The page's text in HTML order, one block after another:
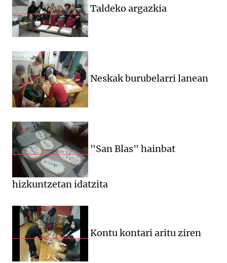
Taldeko argazkia
Neskak burubelarri lanean
"San Blas" hainbat
hizkuntzetan idatzita
Kontu kontari aritu ziren